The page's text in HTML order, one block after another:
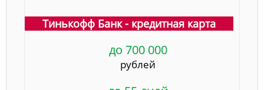
Тинькофф Банк - кредитная карта
до 700 000
рублей